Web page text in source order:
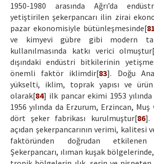
1950-1980 arasında Ağrı’da
yetiştirilen şekerpancarı ilin zirai
pazar ekonomisiyle bütünleşmesinde[81
ve kimyevi gübre gibi modern
kullanılmasında katkı verici olmuştur[
dışındaki endüstri bitkilerinin
önemli faktör iklimdir[83]. Doğu
yükselti, iklim, toprak yapısı ve
olarak[84] ilk pancar ekimi 1953
1956 yılında da Erzurum, Erzincan,
dört şeker fabrikası kurulmuştur[86].
açıdan şekerpancarının verimi, kalitesi
faktöründen doğrudan etkilenen
Şekerpancarı, ılıman kuşak